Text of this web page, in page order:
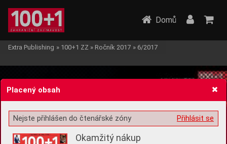
Žádost o souhlas s ukládáním volitelných informací
Domů
Extra Publishing » 100+1 ZZ » Ročník 2017 » 6/2017
Placený obsah
Přihlásit se
Nejste přihlášen do čtenářské zóny
Okamžitý nákup